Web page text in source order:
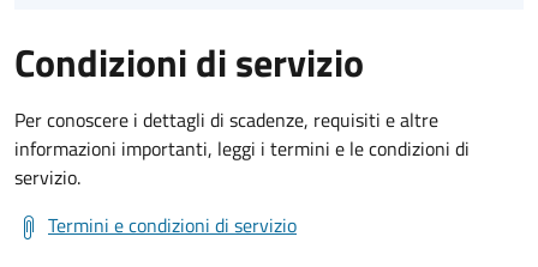
Condizioni di servizio
Per conoscere i dettagli di scadenze, requisiti e altre
informazioni importanti, leggi i termini e le condizioni di
servizio.
Termini e condizioni di servizio